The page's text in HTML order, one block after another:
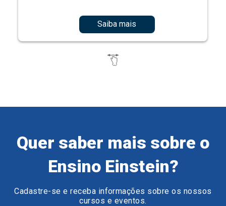
Saiba mais
Quer saber mais sobre o
Ensino Einstein?
Cadastre-se e receba informações sobre os nossos
cursos e eventos.